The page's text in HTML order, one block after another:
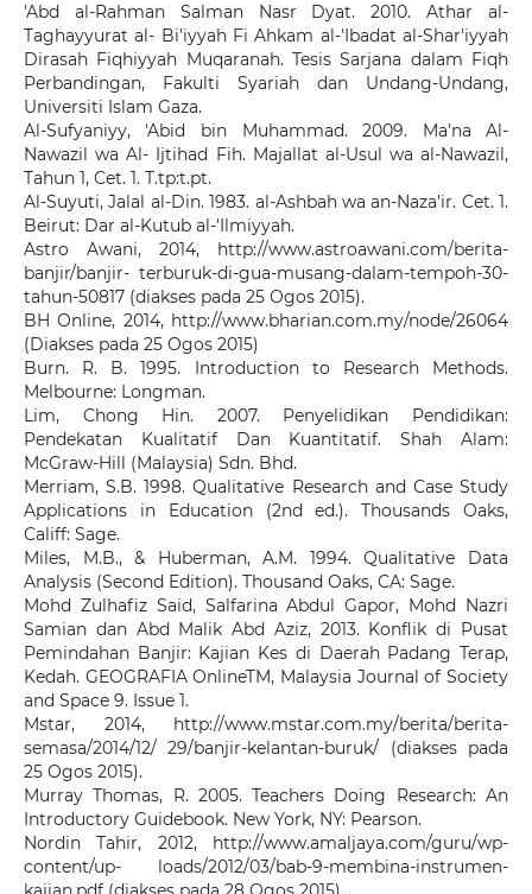
'Abd al-Rahman Salman Nasr Dyat. 2010. Athar al-
Taghayyurat al- Bi’iyyah Fi Ahkam al-'Ibadat al-Shar'iyyah
Dirasah Fiqhiyyah Muqaranah. Tesis Sarjana dalam Fiqh
Perbandingan, Fakulti Syariah dan Undang-Undang,
Universiti Islam Gaza.
Al-Sufyaniyy, 'Abid bin Muhammad. 2009. Ma'na Al-
Nawazil wa Al- Ijtihad Fih. Majallat al-Usul wa al-Nawazil,
Tahun 1, Cet. 1. T.tp:t.pt.
Al-Suyuti, Jalal al-Din. 1983. al-Ashbah wa an-Naza'ir. Cet. 1.
Beirut: Dar al-Kutub al-'Ilmiyyah.
Astro Awani, 2014, http://www.astroawani.com/berita-
banjir/banjir- terburuk-di-gua-musang-dalam-tempoh-30-
tahun-50817 (diakses pada 25 Ogos 2015).
BH Online, 2014, http://www.bharian.com.my/node/26064
(Diakses pada 25 Ogos 2015)
Burn. R. B. 1995. Introduction to Research Methods.
Melbourne: Longman.
Lim, Chong Hin. 2007. Penyelidikan Pendidikan:
Pendekatan Kualitatif Dan Kuantitatif. Shah Alam:
McGraw-Hill (Malaysia) Sdn. Bhd.
Merriam, S.B. 1998. Qualitative Research and Case Study
Applications in Education (2nd ed.). Thousands Oaks,
Califf: Sage.
Miles, M.B., & Huberman, A.M. 1994. Qualitative Data
Analysis (Second Edition). Thousand Oaks, CA: Sage.
Mohd Zulhafiz Said, Salfarina Abdul Gapor, Mohd Nazri
Samian dan Abd Malik Abd Aziz, 2013. Konflik di Pusat
Pemindahan Banjir: Kajian Kes di Daerah Padang Terap,
Kedah. GEOGRAFIA OnlineTM, Malaysia Journal of Society
and Space 9. Issue 1.
Mstar, 2014, http://www.mstar.com.my/berita/berita-
semasa/2014/12/ 29/banjir-kelantan-buruk/ (diakses pada
25 Ogos 2015).
Murray Thomas, R. 2005. Teachers Doing Research: An
Introductory Guidebook. New York, NY: Pearson.
Nordin Tahir, 2012, http://www.amaljaya.com/guru/wp-
content/up- loads/2012/03/bab-9-membina-instrumen-